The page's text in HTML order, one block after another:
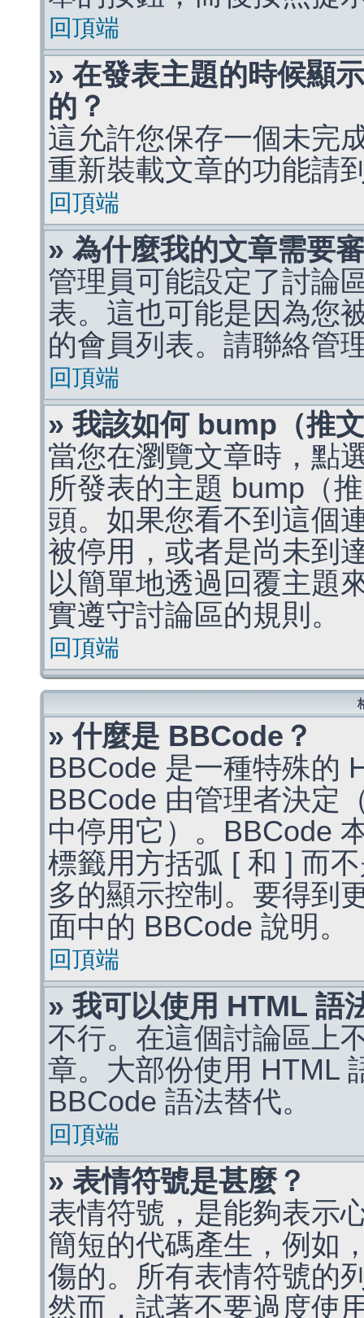
回頂端
» 在發表主題的時候顯
的？
這允許您保存一個未完
重新裝載文章的功能請
回頂端
» 為什麼我的文章需要
管理員可能設定了討論
表。這也可能是因為您
的會員列表。請聯絡管
回頂端
» 我該如何 bump（推
當您在瀏覽文章時，點
所發表的主題 bump（
頭。如果您看不到這個
被停用，或者是尚未到
以簡單地透過回覆主題
實遵守討論區的規則。
回頂端
» 什麼是 BBCode？
BBCode 是一種特殊的
BBCode 由管理者決定
中停用它）。BBCode
標籤用方括弧 [ 和 ] 而
多的顯示控制。要得到
面中的 BBCode 說明。
回頂端
» 我可以使用 HTML 語
不行。在這個討論區上
章。大部份使用 HTML
BBCode 語法替代。
回頂端
» 表情符號是甚麼？
表情符號，是能夠表示
簡短的代碼產生，例如
傷的。所有表情符號的
然而，試著不要過度使